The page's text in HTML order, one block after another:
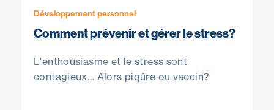
Développement personnel
Comment prévenir et gérer le stress?
L'enthousiasme et le stress sont
contagieux… Alors piqûre ou vaccin?